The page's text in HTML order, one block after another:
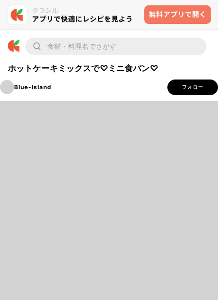
ホットケーキミックスで♡ミニ食パン♡
Blue-Island フォロー